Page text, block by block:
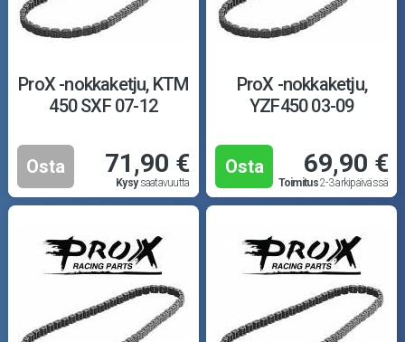
ProX -nokkaketju, KTM
450 SXF 07-12
Osta 71,90 €
Kysysaatavuutta
ProX -nokkaketju,
YZF450 03-09
Osta 69,90 €
Toimitus2-3 arkipäivässä